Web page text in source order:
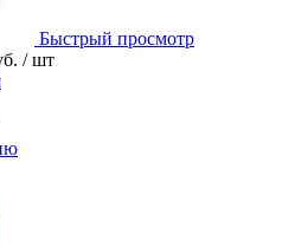
Быстрый просмотр
/ шт